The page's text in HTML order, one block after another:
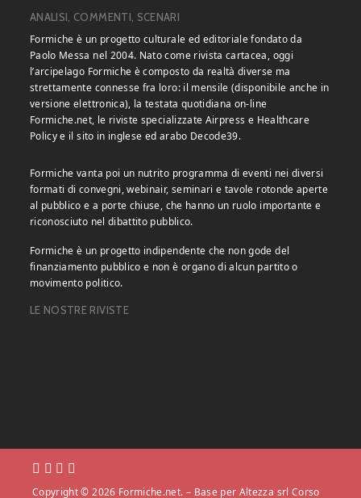
ANALISI, COMMENTI, SCENARI
Formiche è un progetto culturale ed editoriale fondato da
Paolo Messa nel 2004. Nato come rivista cartacea, oggi
l’arcipelago Formiche è composto da realtà diverse ma
strettamente connesse fra loro: il mensile (disponibile anche in
versione elettronica), la testata quotidiana on-line
Formiche.net, le riviste specializzate Airpress e Healthcare
Policy e il sito in inglese ed arabo Decode39.
Formiche vanta poi un nutrito programma di eventi nei diversi
formati di convegni, webinair, seminari e tavole rotonde aperte
al pubblico e a porte chiuse, che hanno un ruolo importante e
riconosciuto nel dibattito pubblico.
Formiche è un progetto indipendente che non gode del
finanziamento pubblico e non è organo di alcun partito o
movimento politico.
LE NOSTRE RIVISTE
Copyright © 2026 Formiche.net. – Base per Altezza srl Corso